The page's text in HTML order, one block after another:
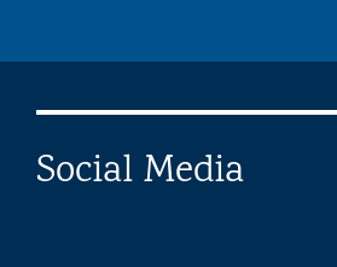
Social Media